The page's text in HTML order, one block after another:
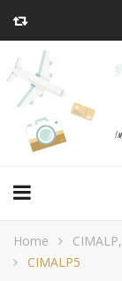
Home
CIMALP5